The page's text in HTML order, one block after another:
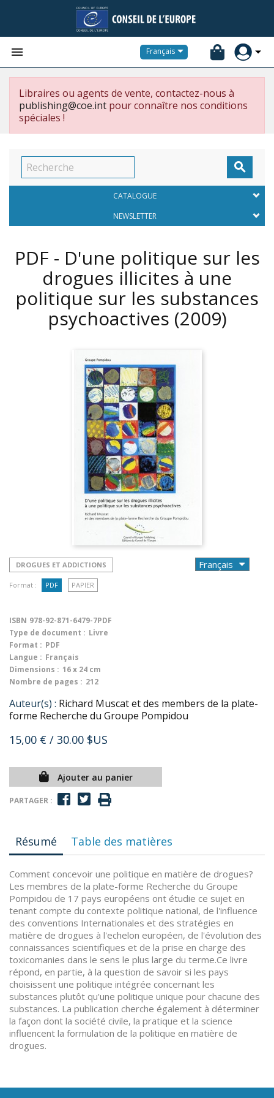
 Français
Libraires ou agents de vente, contactez-nous à
publishing@coe.int pour connaître nos conditions
spéciales !

CATALOGUE
NEWSLETTER
PDF - D'une politique sur les
drogues illicites à une
politique sur les substances
psychoactives (2009)
DROGUES ET ADDICTIONS
Format : PDF PAPIER
ISBN 978-92-871-6479-7PDF
Type de document : Livre
Format : PDF
Langue : Français
Dimensions : 16 x 24 cm
Nombre de pages : 212
Auteur(s) : Richard Muscat et des members de la plate-
forme Recherche du Groupe Pompidou
15,00 € / 30.00 $US
Ajouter au panier
PARTAGER :
Résumé Table des matières
Comment concevoir une politique en matière de drogues?
Les membres de la plate-forme Recherche du Groupe
Pompidou de 17 pays européens ont étudie ce sujet en
tenant compte du contexte politique national, de l'influence
des conventions Internationales et des stratégies en
matière de drogues à l'echelon européen, de l'évolution des
connaissances scientifiques et de la prise en charge des
toxicomanies dans le sens le plus large du terme.Ce livre
répond, en partie, à la question de savoir si les pays
choisissent une politique intégrée concernant les
substances plutôt qu'une politique unique pour chacune des
substances. La publication cherche également à déterminer
la façon dont la société civile, la pratique et la science
influencent la formulation de la politique en matière de
drogues.